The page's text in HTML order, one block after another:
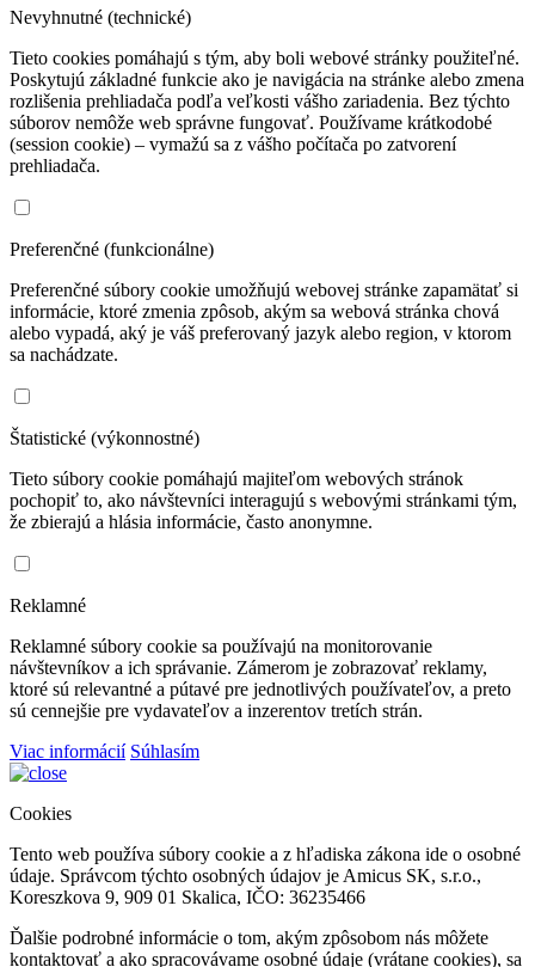
Nevyhnutné (technické)
Tieto cookies pomáhajú s tým, aby boli webové stránky použiteľné.
Poskytujú základné funkcie ako je navigácia na stránke alebo zmena
rozlišenia prehliadača podľa veľkosti vášho zariadenia. Bez týchto
súborov nemôže web správne fungovať. Používame krátkodobé
(session cookie) – vymažú sa z vášho počítača po zatvorení
prehliadača.
Preferenčné (funkcionálne)
Preferenčné súbory cookie umožňujú webovej stránke zapamätať si
informácie, ktoré zmenia zpôsob, akým sa webová stránka chová
alebo vypadá, aký je váš preferovaný jazyk alebo region, v ktorom
sa nachádzate.
Štatistické (výkonnostné)
Tieto súbory cookie pomáhajú majiteľom webových stránok
pochopiť to, ako návštevníci interagujú s webovými stránkami tým,
že zbierajú a hlásia informácie, často anonymne.
Reklamné
Reklamné súbory cookie sa používajú na monitorovanie
návštevníkov a ich správanie. Zámerom je zobrazovať reklamy,
ktoré sú relevantné a pútavé pre jednotlivých používateľov, a preto
sú cennejšie pre vydavateľov a inzerentov tretích strán.
Viac informácií Súhlasím
Cookies
Tento web používa súbory cookie a z hľadiska zákona ide o osobné
údaje. Správcom týchto osobných údajov je Amicus SK, s.r.o.,
Koreszkova 9, 909 01 Skalica, IČO: 36235466
Ďalšie podrobné informácie o tom, akým zpôsobom nás môžete
kontaktovať a ako spracovávame osobné údaje (vrátane cookies), sa